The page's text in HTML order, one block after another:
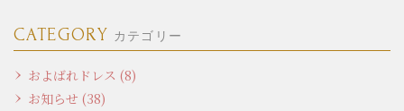
CATEGORY カテゴリー
およばれドレス (8)
お知らせ (38)